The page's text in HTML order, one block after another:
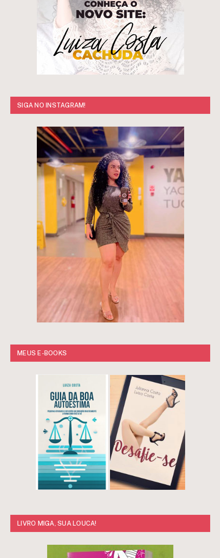
SIGA NO INSTAGRAM!
MEUS E-BOOKS
LIVRO MIGA, SUA LOUCA!